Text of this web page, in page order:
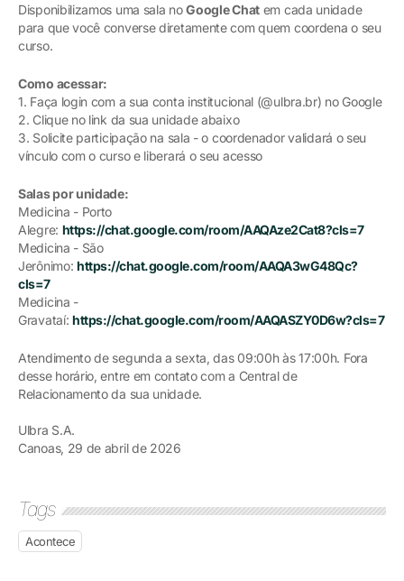
Disponibilizamos uma sala noGoogle Chat em cada unidade
para que você converse diretamente com quem coordena o seu
curso.
Como acessar:
1. Faça login com a sua conta institucional (@ulbra.br) no Google
2. Clique no link da sua unidade abaixo
3. Solicite participação na sala - o coordenador validará o seu
vínculo com o curso e liberará o seu acesso
Salas por unidade:
Medicina - Porto
Alegre: https://chat.google.com/room/AAQAze2Cat8?cls=7
Medicina - São
Jerônimo: https://chat.google.com/room/AAQA3wG48Qc?
cls=7
Medicina -
Gravataí:https://chat.google.com/room/AAQASZY0D6w?cls=7
Atendimento de segunda a sexta, das 09:00h às 17:00h. Fora
desse horário, entre em contato com a Central de
Relacionamento da sua unidade.
Ulbra S.A.
Canoas, 29 de abril de 2026
Tags
Acontece